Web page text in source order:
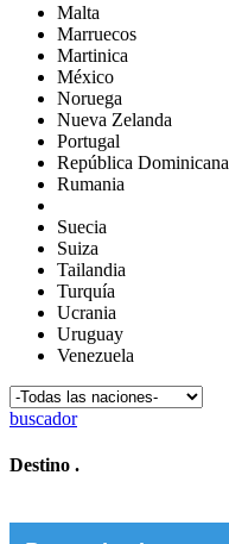
Malta
Marruecos
Martinica
México
Noruega
Nueva Zelanda
Portugal
República Dominicana
Rumania
Suecia
Suiza
Tailandia
Turquía
Ucrania
Uruguay
Venezuela
buscador
Destino .